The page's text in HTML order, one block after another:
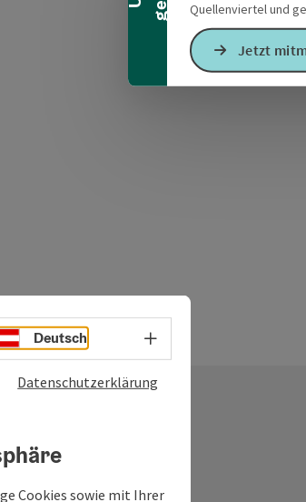
Quellenviertel und
Jetzt
Deutsch Sprachwahl - Menü
Datenschutzerklärung
Cookies sowie mit Ihrer